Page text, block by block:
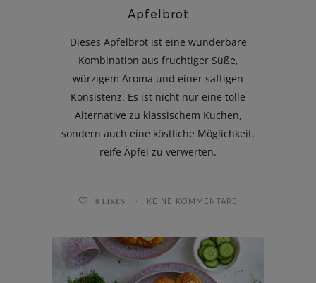
Apfelbrot
Dieses Apfelbrot ist eine wunderbare
Kombination aus fruchtiger Süße,
würzigem Aroma und einer saftigen
Konsistenz. Es ist nicht nur eine tolle
Alternative zu klassischem Kuchen,
sondern auch eine köstliche Möglichkeit,
reife Äpfel zu verwerten.
8 LIKES KEINE KOMMENTARE